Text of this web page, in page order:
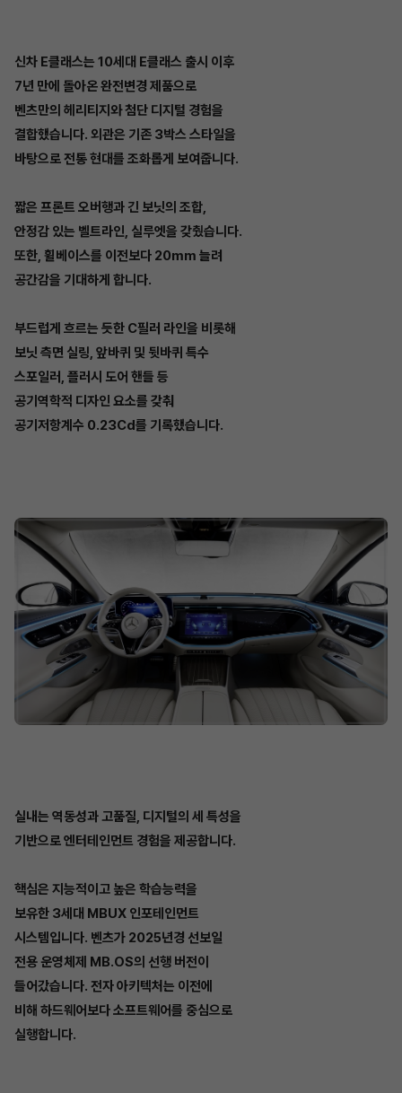
신차 E클래스는 10세대 E클래스 출시 이후
7년 만에 돌아온 완전변경 제품으로
벤츠만의 헤리티지와 첨단 디지털 경험을
결합했습니다. 외관은 기존 3박스 스타일을
바탕으로 전통 현대를 조화롭게 보여줍니다.
짧은 프론트 오버행과 긴 보닛의 조합,
안정감 있는 벨트라인, 실루엣을 갖췄습니다.
또한, 휠베이스를 이전보다 20mm 늘려
공간감을 기대하게 합니다.
부드럽게 흐르는 듯한 C필러 라인을 비롯해
보닛 측면 실링, 앞바퀴 및 뒷바퀴 특수
스포일러, 플러시 도어 핸들 등
공기역학적 디자인 요소를 갖춰
공기저항계수 0.23Cd를 기록했습니다.
실내는 역동성과 고품질, 디지털의 세 특성을
기반으로 엔터테인먼트 경험을 제공합니다.
핵심은 지능적이고 높은 학습능력을
보유한 3세대 MBUX 인포테인먼트
시스템입니다. 벤츠가 2025년경 선보일
전용 운영체제 MB.OS의 선행 버전이
들어갔습니다. 전자 아키텍처는 이전에
비해 하드웨어보다 소프트웨어를 중심으로
실행합니다.